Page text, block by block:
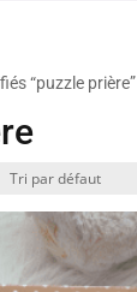
“puzzle prière”